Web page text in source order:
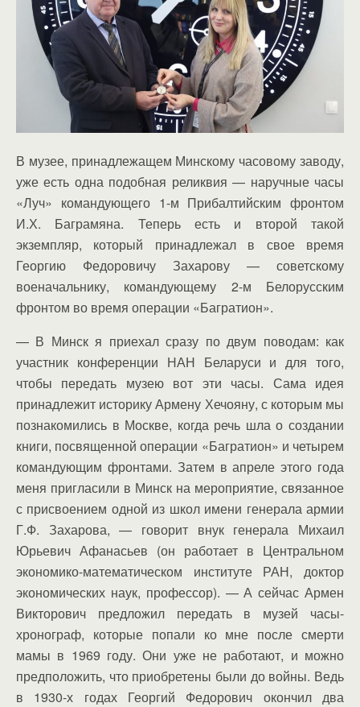
В музее, принадлежащем Минскому часовому заводу,
уже есть одна подобная реликвия — наручные часы
«Луч» командующего 1-м Прибалтийским фронтом
И.Х. Баграмяна. Теперь есть и второй такой
экземпляр, который принадлежал в свое время
Георгию Федоровичу Захарову — советскому
военачальнику, командующему 2-м Белорусским
фронтом во время операции «Багратион».
— В Минск я приехал сразу по двум поводам: как
участник конференции НАН Беларуси и для того,
чтобы передать музею вот эти часы. Сама идея
принадлежит историку Армену Хечояну, с которым мы
познакомились в Москве, когда речь шла о создании
книги, посвященной операции «Багратион» и четырем
командующим фронтами. Затем в апреле этого года
меня пригласили в Минск на мероприятие, связанное
с присвоением одной из школ имени генерала армии
Г.Ф. Захарова, — говорит внук генерала Михаил
Юрьевич Афанасьев (он работает в Центральном
экономико-математическом институте РАН, доктор
экономических наук, профессор). — А сейчас Армен
Викторович предложил передать в музей часы-
хронограф, которые попали ко мне после смерти
мамы в 1969 году. Они уже не работают, и можно
предположить, что приобретены были до войны. Ведь
в 1930-х годах Георгий Федорович окончил два